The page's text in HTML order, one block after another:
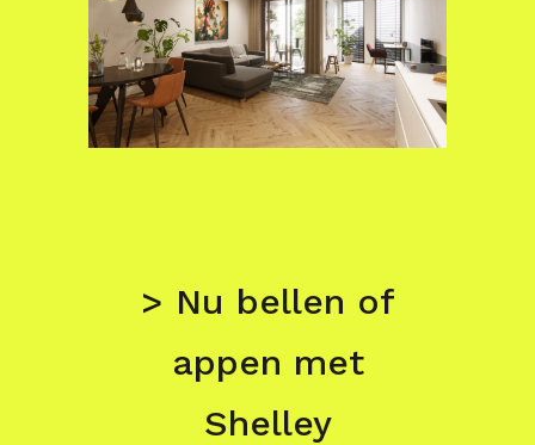
> Nu bellen of
appen met
Shelley